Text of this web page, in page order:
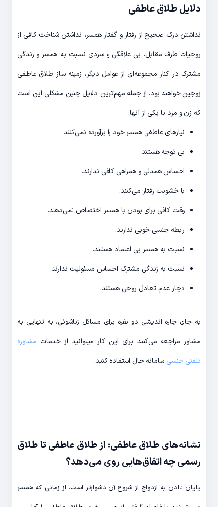
دلایل طلاق عاطفی
نداشتن درک صحیح از رفتار و گفتار همسر، نداشتن شناخت کافی از
روحیات طرف مقابل، بی علاقگی و سردی نسبت به همسر و زندگی
مشترک در کنار مجموعه‌­ای از عوامل دیگر، زمینه ساز طلاق عاطفی
زوجین خواهند بود. از جمله مهم‌­ترین دلایل چنین مشکلی این است
که زن و مرد یا یکی از آن­ها:
نیازهای عاطفی همسر خود را برآورده نمی‌­کنند.
بی توجه هستند.
احساس همدلی و همراهی کافی ندارند.
با خشونت رفتار می‌­کنند.
وقت کافی برای بودن با همسر اختصاص نمی‌­دهند.
رابطه جنسی خوبی ندارند.
نسبت به همسر بی اعتماد هستند.
نسبت به زندگی مشترک احساس مسئولیت ندارند.
دچار عدم تعادل روحی هستند.
به جای چاره اندیشی دو نفره برای مسائل زناشوئی، به تنهایی به
مشاور مراجعه می­‌کنند برای این کار میتوانید از خدمات مشاوره
تلفنی جنسی سامانه حال استفاده کنید.
نشانه­‌های طلاق عاطفی: از طلاق عاطفی تا طلاق
رسمی چه اتفاق‌­هایی روی می­‌دهد؟
پایان دادن به ازدواج از شروع آن دشوارتر است. از زمانی که همسر